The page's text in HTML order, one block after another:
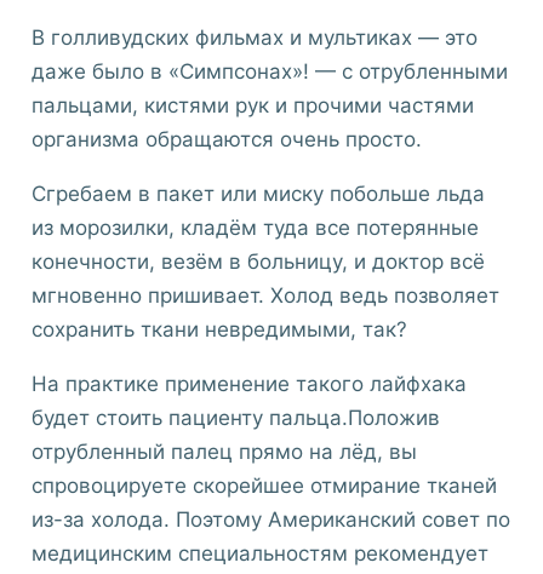
В голливудских фильмах и мультиках — это
даже было в «Симпсонах»! — с отрубленными
пальцами, кистями рук и прочими частями
организма обращаются очень просто.
Сгребаем в пакет или миску побольше льда
из морозилки, кладём туда все потерянные
конечности, везём в больницу, и доктор всё
мгновенно пришивает. Холод ведь позволяет
сохранить ткани невредимыми, так?
На практике применение такого лайфхака
будет стоить пациенту пальца.Положив
отрубленный палец прямо на лёд, вы
спровоцируете скорейшее отмирание тканей
из-за холода. Поэтому Американский совет по
медицинским специальностям рекомендует